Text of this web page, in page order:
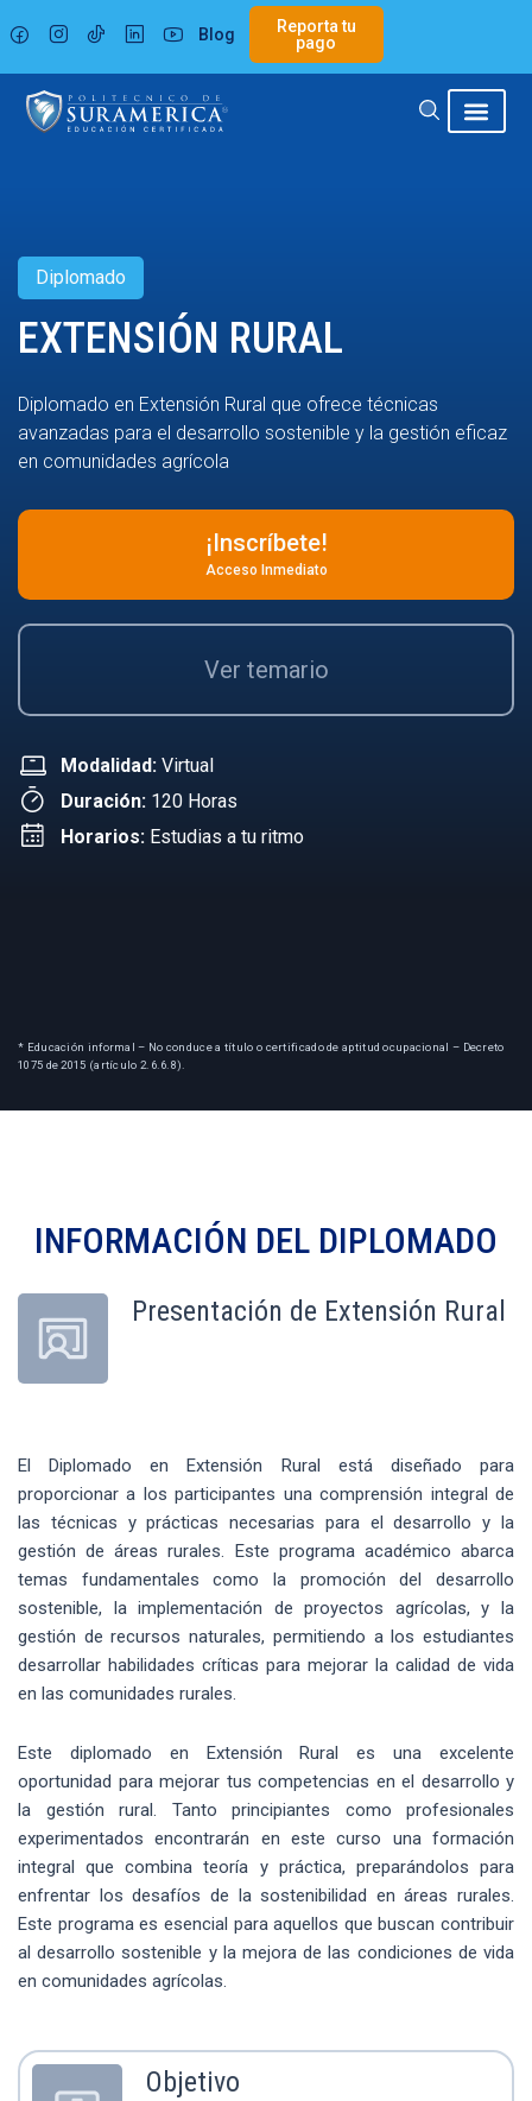
al
contenido
Blog
Reporta tu
pago
Diplomado
EXTENSIÓN RURAL
Diplomado en Extensión Rural que ofrece técnicas
avanzadas para el desarrollo sostenible y la gestión eficaz
en comunidades agrícola
¡Inscríbete!
Acceso Inmediato
Ver temario
Modalidad: Virtual
Duración: 120 Horas
Horarios: Estudias a tu ritmo
* Educación informal – No conduce a título o certificado de aptitud ocupacional – Decreto
1075 de 2015 (artículo 2.6.6.8).
INFORMACIÓN DEL DIPLOMADO
Presentación de Extensión Rural
El Diplomado en Extensión Rural está diseñado para
proporcionar a los participantes una comprensión integral de
las técnicas y prácticas necesarias para el desarrollo y la
gestión de áreas rurales. Este programa académico abarca
temas fundamentales como la promoción del desarrollo
sostenible, la implementación de proyectos agrícolas, y la
gestión de recursos naturales, permitiendo a los estudiantes
desarrollar habilidades críticas para mejorar la calidad de vida
en las comunidades rurales.
Este diplomado en Extensión Rural es una excelente
oportunidad para mejorar tus competencias en el desarrollo y
la gestión rural. Tanto principiantes como profesionales
experimentados encontrarán en este curso una formación
integral que combina teoría y práctica, preparándolos para
enfrentar los desafíos de la sostenibilidad en áreas rurales.
Este programa es esencial para aquellos que buscan contribuir
al desarrollo sostenible y la mejora de las condiciones de vida
en comunidades agrícolas.
Objetivo